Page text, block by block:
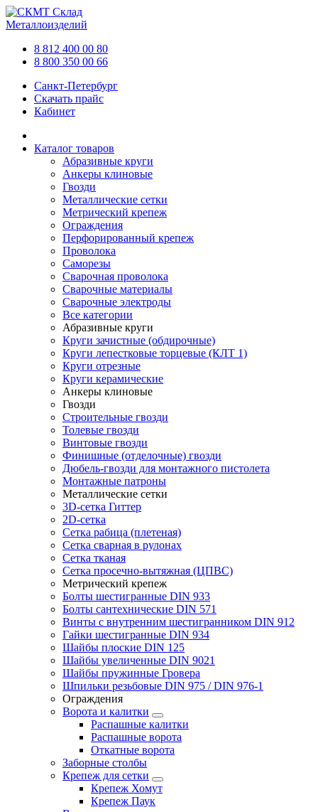
Склад
Металлоизделий
8 812 400 00 80
8 800 350 00 66
Санкт-Петербург
Скачать прайс
Кабинет
Каталог товаров
Абразивные круги
Анкеры клиновые
Гвозди
Металлические сетки
Метрический крепеж
Ограждения
Перфорированный крепеж
Проволока
Саморезы
Сварочная проволока
Сварочные материалы
Сварочные электроды
Все категории
Абразивные круги
Круги зачистные (обдирочные)
Круги лепестковые торцевые (КЛТ 1)
Круги отрезные
Круги керамические
Анкеры клиновые
Гвозди
Строительные гвозди
Толевые гвозди
Винтовые гвозди
Финишные (отделочные) гвозди
Дюбель-гвозди для монтажного пистолета
Монтажные патроны
Металлические сетки
3D-сетка Гиттер
2D-сетка
Сетка рабица (плетеная)
Сетка сварная в рулонах
Сетка тканая
Сетка просечно-вытяжная (ЦПВС)
Метрический крепеж
Болты шестигранные DIN 933
Болты сантехнические DIN 571
Винты с внутренним шестигранником DIN 912
Гайки шестигранные DIN 934
Шайбы плоские DIN 125
Шайбы увеличенные DIN 9021
Шайбы пружинные Гровера
Шпильки резьбовые DIN 975 / DIN 976-1
Ограждения
Ворота и калитки
Распашные калитки
Распашные ворота
Откатные ворота
Заборные столбы
Крепеж для сетки
Крепеж Хомут
Крепеж Паук